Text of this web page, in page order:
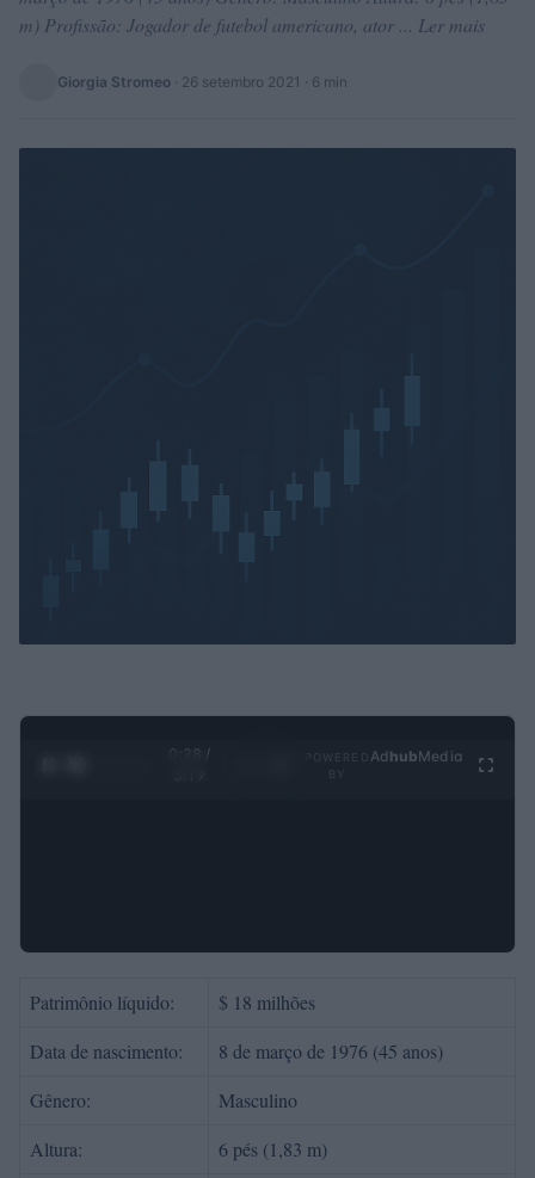
m) Profissão: Jogador de futebol americano, ator ... Ler mais
Giorgia Stromeo · 26 setembro 2021 · 6 min
0:29 /
Ad hubMedia
Patrimônio líquido:
$ 18 milhões
Data de nascimento:
8 de março de 1976 (45 anos)
Gênero:
Masculino
Altura:
6 pés (1,83 m)